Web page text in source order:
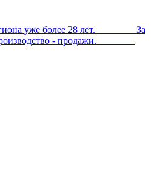
уже более 28 лет. За
- производство - продажи.